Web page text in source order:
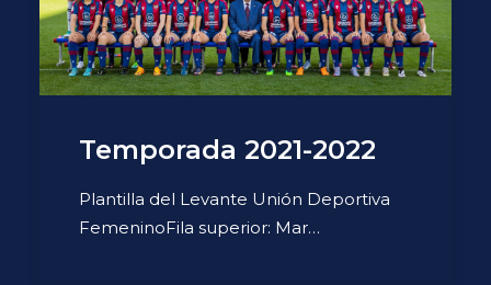
Search
Temporada 2021-2022
Plantilla del Levante Unión Deportiva
FemeninoFila superior: Mar…